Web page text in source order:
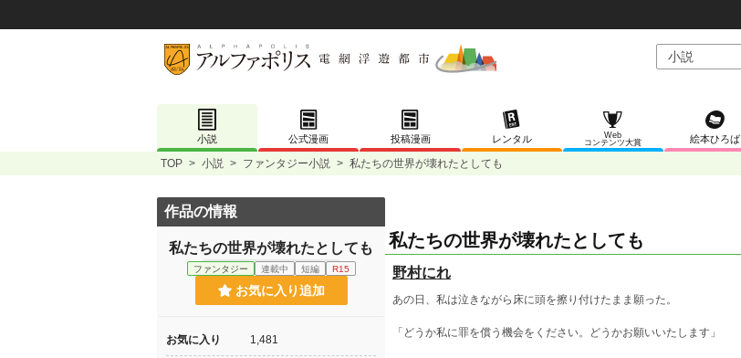
小説 公式漫画 投稿漫画 レンタル
Web
コンテンツ大賞
絵本ひろば
TOP > 小説 > ファンタジー小説 > 私たちの世界が壊れたとしても
私たちの世界が壊れたとしても
野村にれ
あの日、私は泣きながら床に頭を擦り付けたまま願った。
「どうか私に罪を償う機会をください。どうかお願いいたします」
作品の情報
私たちの世界が壊れたとしても
ファンタジー 連載中 短編 R15
お気に入り追加
お気に入り 1,481